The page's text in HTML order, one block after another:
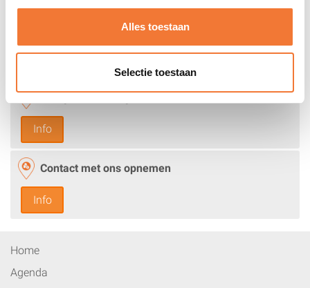
Alles toestaan
Selectie toestaan
Meld je aan voor de RIDERS Offroad Experience!
Info
Contact met ons opnemen
Info
Home
Agenda